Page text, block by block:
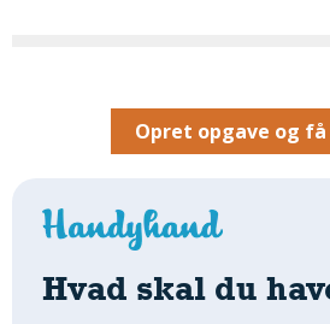
Om Materialer
Om Værktøj
GLARMESTER
Opret opgave og
Hvad skal du